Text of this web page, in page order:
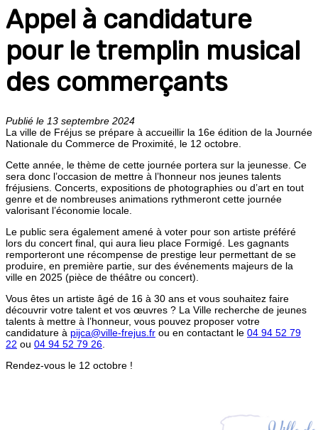
Appel à candidature
pour le tremplin musical
des commerçants
Publié le 13 septembre 2024
La ville de Fréjus se prépare à accueillir la 16e édition de la Journée
Nationale du Commerce de Proximité, le 12 octobre.
Cette année, le thème de cette journée portera sur la jeunesse. Ce
sera donc l’occasion de mettre à l’honneur nos jeunes talents
fréjusiens. Concerts, expositions de photographies ou d’art en tout
genre et de nombreuses animations rythmeront cette journée
valorisant l’économie locale.
Le public sera également amené à voter pour son artiste préféré
lors du concert final, qui aura lieu place Formigé. Les gagnants
remporteront une récompense de prestige leur permettant de se
produire, en première partie, sur des événements majeurs de la
ville en 2025 (pièce de théâtre ou concert).
Vous êtes un artiste âgé de 16 à 30 ans et vous souhaitez faire
découvrir votre talent et vos œuvres ? La Ville recherche de jeunes
talents à mettre à l’honneur, vous pouvez proposer votre
candidature à pijca@ville-frejus.fr ou en contactant le 04 94 52 79
22 ou 04 94 52 79 26
Rendez-vous le 12 octobre !